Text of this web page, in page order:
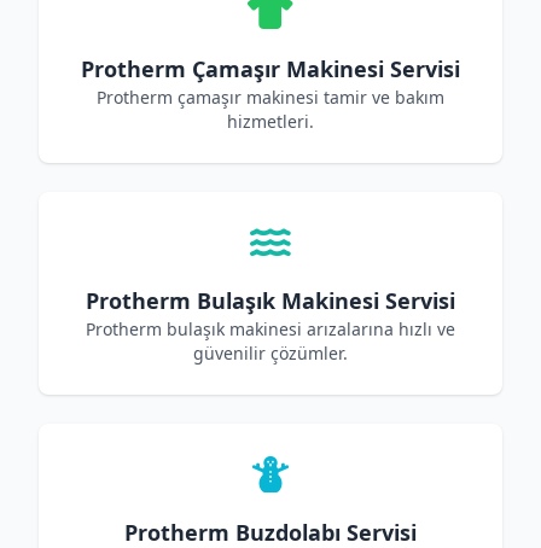
Protherm Çamaşır Makinesi Servisi
Protherm çamaşır makinesi tamir ve bakım
hizmetleri.
Protherm Bulaşık Makinesi Servisi
Protherm bulaşık makinesi arızalarına hızlı ve
güvenilir çözümler.
Protherm Buzdolabı Servisi